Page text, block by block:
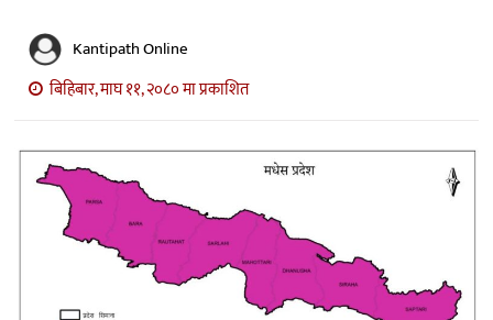
पर्यटन
मनोरञ्जन
खेलकुद
अन्तर्वार्ता/
विचार
प्रवास
Kantipath Online
बिहिबार, माघ ११, २०८० मा प्रकाशित